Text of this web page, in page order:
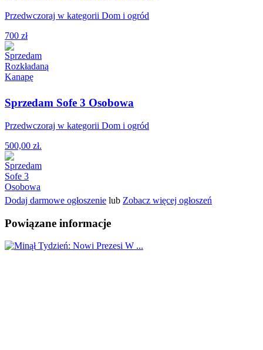
Przedwczoraj w kategorii Dom i ogród
700 zł
Sprzedam Sofe 3 Osobowa
Przedwczoraj w kategorii Dom i ogród
500,00 zł.
Dodaj darmowe ogłoszenie lub Zobacz więcej ogłoszeń
Powiązane informacje